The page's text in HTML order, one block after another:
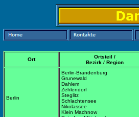
Ort
Ortsteil /
Bezirk / Region
Berlin
Berlin-Brandenburg
Grunewald
Dahlem
Zehlendorf
Steglitz
Schlachtensee
Nikolassee
Klein Machnow